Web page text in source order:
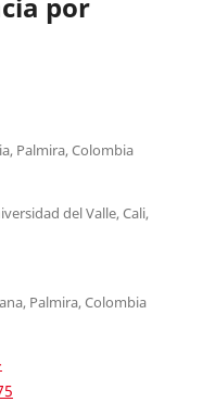
Palmira, Colombia
del Valle, Cali,
Palmira, Colombia